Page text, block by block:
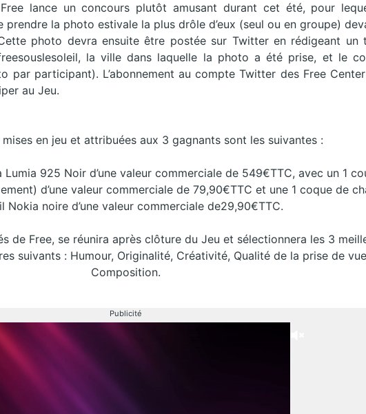
lance un concours plutôt amusant durant cet été, pour
la photo estivale la plus drôle d’eux (seul ou en groupe)
photo devra ensuite être postée sur Twitter en rédigeant un
la ville dans laquelle la photo a été prise, et le
par participant). L’abonnement au compte Twitter des Free Center
au Jeu.
en jeu et attribuées aux 3 gagnants sont les suivantes :
925 Noir d’une valeur commerciale de 549€TTC, avec un 1
d’une valeur commerciale de 79,90€TTC et une 1 coque de
Nokia noire d’une valeur commerciale de29,90€TTC.
de Free, se réunira après clôture du Jeu et sélectionnera les 3
suivants : Humour, Originalité, Créativité, Qualité de la prise de
Composition.
Publicité